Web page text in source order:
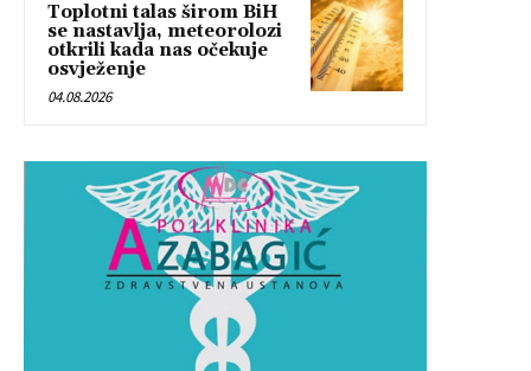
Toplotni talas širom BiH
se nastavlja, meteorolozi
otkrili kada nas očekuje
osvježenje
04.08.2026